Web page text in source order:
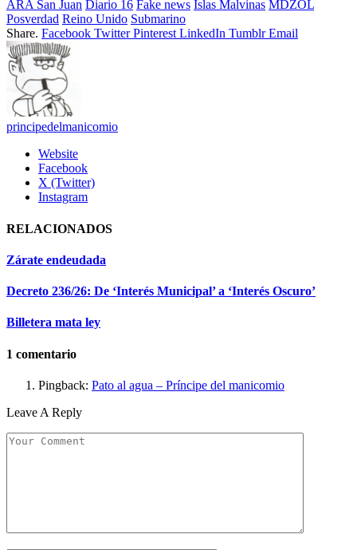
ARA San Juan Diario 16 Fake news Islas Malvinas MDZOL
Posverdad Reino Unido Submarino
Share. Facebook Twitter Pinterest LinkedIn Tumblr Email
principedelmanicomio
Website
Facebook
X (Twitter)
Instagram
RELACIONADOS
Zárate endeudada
Decreto 236/26: De ‘Interés Municipal’ a ‘Interés Oscuro’
Billetera mata ley
1 comentario
Pingback: Pato al agua – Príncipe del manicomio
Leave A Reply